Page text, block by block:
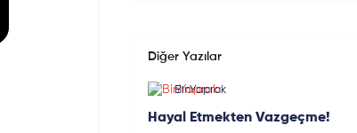
Diğer Yazılar
BinYaprak
Hayal Etmekten Vazgeçme!